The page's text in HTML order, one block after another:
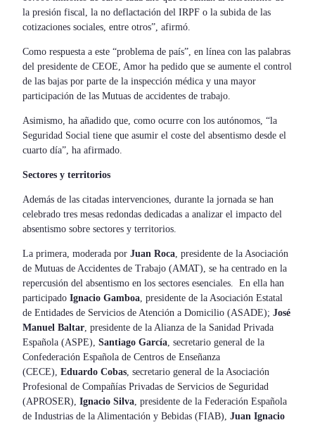
la presión fiscal, la no deflactación del IRPF o la subida de las
cotizaciones sociales, entre otros”, afirmó.
Como respuesta a este “problema de país”, en línea con las palabras
del presidente de CEOE, Amor ha pedido que se aumente el control
de las bajas por parte de la inspección médica y una mayor
participación de las Mutuas de accidentes de trabajo.
Asimismo, ha añadido que, como ocurre con los autónomos, “la
Seguridad Social tiene que asumir el coste del absentismo desde el
cuarto día”, ha afirmado.
Sectores y territorios
Además de las citadas intervenciones, durante la jornada se han
celebrado tres mesas redondas dedicadas a analizar el impacto del
absentismo sobre sectores y territorios.
La primera, moderada por Juan Roca, presidente de la Asociación
de Mutuas de Accidentes de Trabajo (AMAT), se ha centrado en la
repercusión del absentismo en los sectores esenciales. En ella han
participado Ignacio Gamboa, presidente de la Asociación Estatal
de Entidades de Servicios de Atención a Domicilio (ASADE); José
Manuel Baltar, presidente de la Alianza de la Sanidad Privada
Española (ASPE), Santiago García, secretario general de la
Confederación Española de Centros de Enseñanza
(CECE), Eduardo Cobas, secretario general de la Asociación
Profesional de Compañías Privadas de Servicios de Seguridad
(APROSER), Ignacio Silva, presidente de la Federación Española
de Industrias de la Alimentación y Bebidas (FIAB), Juan Ignacio